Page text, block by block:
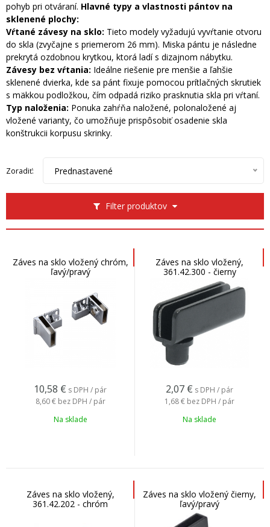
pohyb pri otváraní. Hlavné typy a vlastnosti pántov na
sklenené plochy:
Vŕtané závesy na sklo: Tieto modely vyžadujú vyvŕtanie otvoru
do skla (zvyčajne s priemerom 26 mm). Miska pántu je následne
prekrytá ozdobnou krytkou, ktorá ladí s dizajnom nábytku.
Závesy bez vŕtania: Ideálne riešenie pre menšie a ľahšie
sklenené dvierka, kde sa pánt fixuje pomocou prítlačných skrutiek
s mäkkou podložkou, čím odpadá riziko prasknutia skla pri vŕtaní.
Typ naloženia: Ponuka zahŕňa naložené, polonaložené aj
vložené varianty, čo umožňuje prispôsobiť osadenie skla
konštrukcii korpusu skrinky.
Filter produktov
Zoradiť: Prednastavené
Záves na sklo vložený chróm,
ľavý/pravý
10,58 € s DPH / pár
8,60 € bez DPH / pár
Na sklade
Záves na sklo vložený,
361.42.300 - čierny
2,07 € s DPH / pár
1,68 € bez DPH / pár
Na sklade
Záves na sklo vložený,
361.42.202 - chróm
Záves na sklo vložený čierny,
ľavý/pravý